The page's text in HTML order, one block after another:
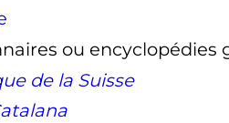
ou encyclopédies
de la Suisse